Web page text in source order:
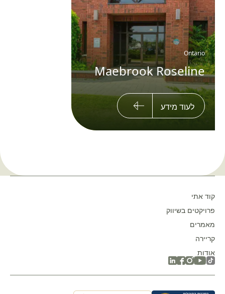
Ontario
Maebrook Roseline
לעוד מידע
אודות
קריירה
מאמרים
פרויקטים בשיווק
קוד אתי